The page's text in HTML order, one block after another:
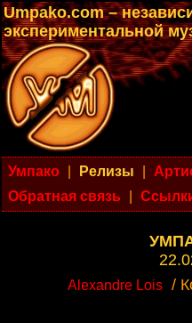
Umpako.com –
экспериментальной
Умпако Релизы
Обратная связь
Alexandre Lois /